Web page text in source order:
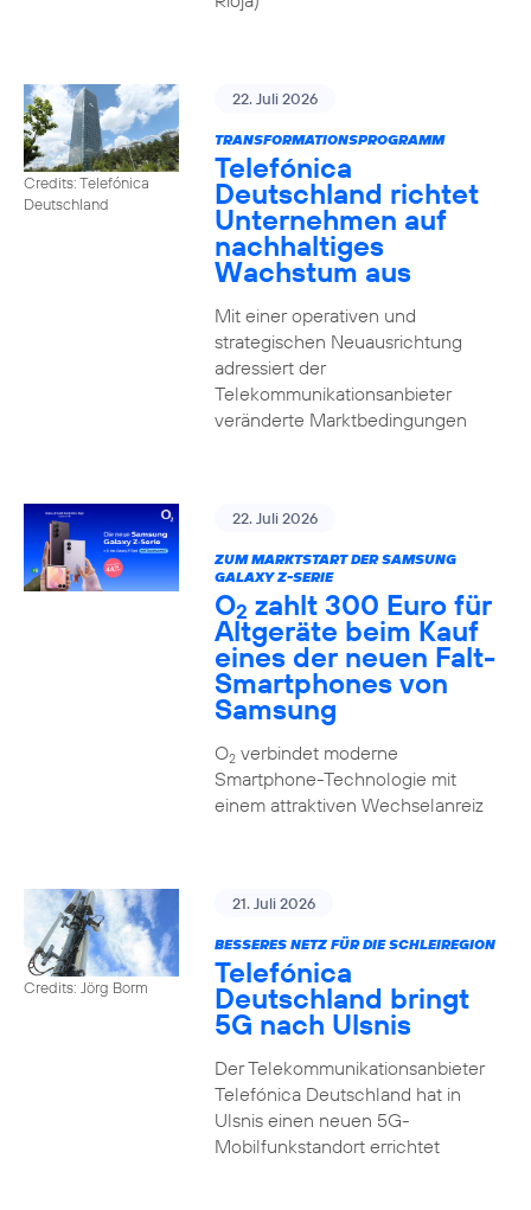
Credits: Telefónica
Deutschland
22. Juli 2026
TRANSFORMATIONSPROGRAMM
Telefónica
Deutschland richtet
Unternehmen auf
nachhaltiges
Wachstum aus
Mit einer operativen und
strategischen Neuausrichtung
adressiert der
Telekommunikationsanbieter
veränderte Marktbedingungen
22. Juli 2026
ZUM MARKTSTART DER SAMSUNG
GALAXY Z-SERIE
O2 zahlt 300 Euro für
Altgeräte beim Kauf
eines der neuen Falt-
Smartphones von
Samsung
O2verbindet moderne
Smartphone-Technologie mit
einem attraktiven Wechselanreiz
Credits: Jörg Borm
21. Juli 2026
BESSERES NETZ FÜR DIE SCHLEIREGION
Telefónica
Deutschland bringt
5G nach Ulsnis
Der Telekommunikationsanbieter
Telefónica Deutschland hat in
Ulsnis einen neuen 5G-
Mobilfunkstandort errichtet